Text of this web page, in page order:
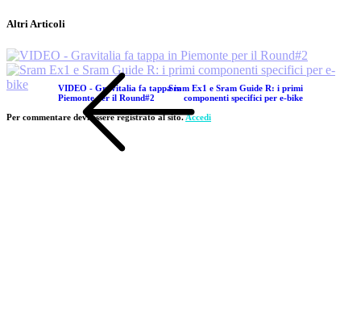
Altri Articoli
VIDEO - Gravitalia fa tappa in
Piemonte per il Round#2
Sram Ex1 e Sram Guide R: i primi
componenti specifici per e-bike
Per commentare devi essere registrato al sito.Accedi